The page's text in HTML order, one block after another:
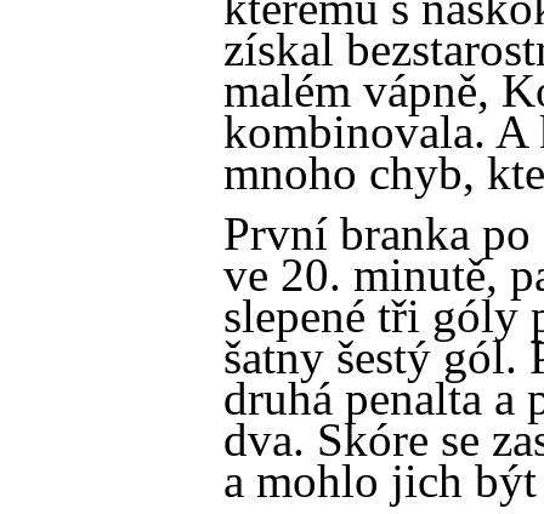
získal
malém vápně,
kombinovala.
mnoho chyb,
První branka
ve 20. minutě,
slepené tři góly
šatny šestý gól.
druhá penalta a
dva. Skóre se
a mohlo jich